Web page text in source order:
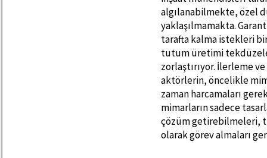
algılanabilmekte, özel
yaklaşılmamakta.
tarafta kalma istekleri
tutum üretimi
zorlaştırıyor. İlerleme
aktörlerin, öncelikle
zaman harcamaları
mimarların sadece
çözüm getirebilmeleri,
olarak görev almaları